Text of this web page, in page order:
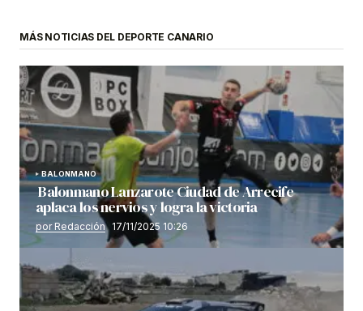
MÁS NOTICIAS DEL DEPORTE CANARIO
BALONMANO
Balonmano Lanzarote Ciudad de Arrecife
aplaca los nervios y logra la victoria
por Redacción 17/11/2025 10:26